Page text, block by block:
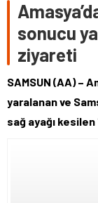
6.659,09
BİST
13.779,39
DOLAR
47,7155
sonucu
ziyareti
SAMSUN (AA) –
yaralanan ve
sağ ayağı kesilen